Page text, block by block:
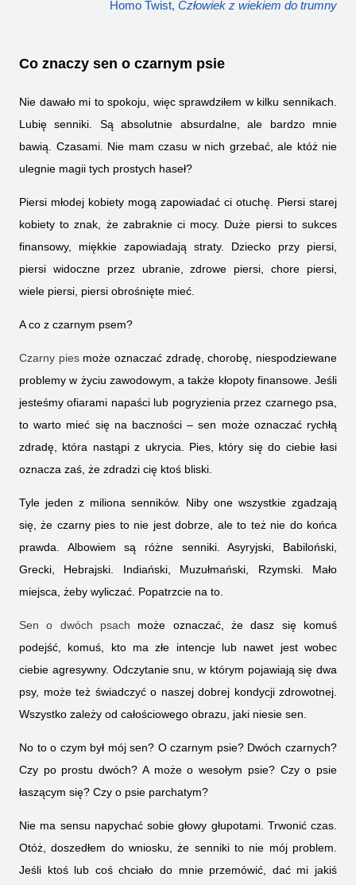
Homo Twist, Człowiek z wiekiem do trumny
Co znaczy sen o czarnym psie
Nie dawało mi to spokoju, więc sprawdziłem w kilku sennikach.
Lubię senniki. Są absolutnie absurdalne, ale bardzo mnie
bawią. Czasami. Nie mam czasu w nich grzebać, ale któż nie
ulegnie magii tych prostych haseł?
Piersi młodej kobiety mogą zapowiadać ci otuchę. Piersi starej
kobiety to znak, że zabraknie ci mocy. Duże piersi to sukces
finansowy, miękkie zapowiadają straty. Dziecko przy piersi,
piersi widoczne przez ubranie, zdrowe piersi, chore piersi,
wiele piersi, piersi obrośnięte mieć.
A co z czarnym psem?
Czarny piesmoże oznaczać zdradę, chorobę, niespodziewane
problemy w życiu zawodowym, a także kłopoty finansowe. Jeśli
jesteśmy ofiarami napaści lub pogryzienia przez czarnego psa,
to warto mieć się na baczności – sen może oznaczać rychłą
zdradę, która nastąpi z ukrycia. Pies, który się do ciebie łasi
oznacza zaś, że zdradzi cię ktoś bliski.
Tyle jeden z miliona senników. Niby one wszystkie zgadzają
się, że czarny pies to nie jest dobrze, ale to też nie do końca
prawda. Albowiem są różne senniki. Asyryjski, Babiloński,
Grecki, Hebrajski. Indiański, Muzułmański, Rzymski. Mało
miejsca, żeby wyliczać. Popatrzcie na to.
Sen o dwóch psach może oznaczać, że dasz się komuś
podejść, komuś, kto ma złe intencje lub nawet jest wobec
ciebie agresywny. Odczytanie snu, w którym pojawiają się dwa
psy, może też świadczyć o naszej dobrej kondycji zdrowotnej.
Wszystko zależy od całościowego obrazu, jaki niesie sen.
No to o czym był mój sen? O czarnym psie? Dwóch czarnych?
Czy po prostu dwóch? A może o wesołym psie? Czy o psie
łaszącym się? Czy o psie parchatym?
Nie ma sensu napychać sobie głowy głupotami. Trwonić czas.
Otóż, doszedłem do wniosku, że senniki to nie mój problem.
Jeśli ktoś lub coś chciało do mnie przemówić, dać mi jakiś